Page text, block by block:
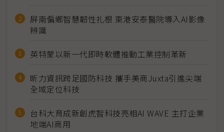
屏南偏鄉智慧韌性扎根 東港安泰醫院導入AI影像
辨識
英特蒙以新一代即時軟體推動工業控制革新
昕力資訊跨足國防科技 攜手美商Juxta引進尖端
全域定位科技
台科大育成新創虎智科技亮相AI WAVE 主打企業
地端AI商用